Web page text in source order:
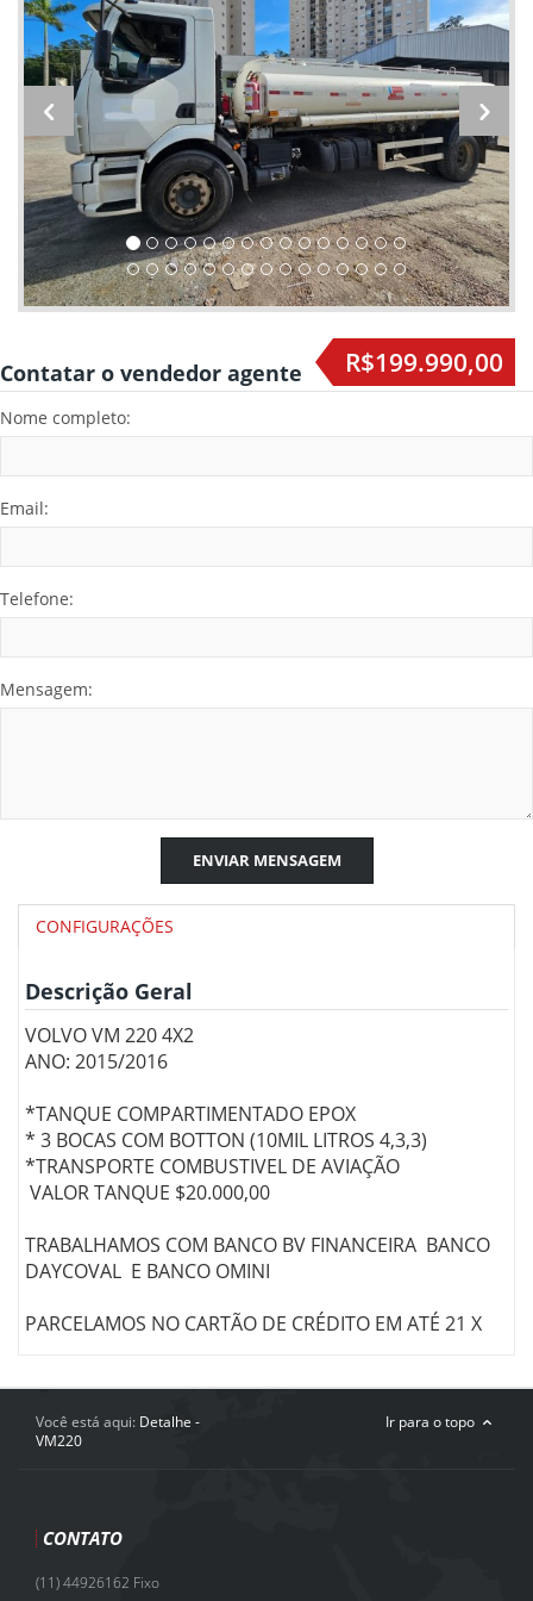
R$199.990,00
Contatar o vendedor agente
Nome completo:
Email:
Telefone:
Mensagem:
ENVIAR MENSAGEM
CONFIGURAÇÕES
Descrição Geral
VOLVO VM 220 4X2
ANO: 2015/2016
*TANQUE COMPARTIMENTADO EPOX
* 3 BOCAS COM BOTTON (10MIL LITROS 4,3,3)
*TRANSPORTE COMBUSTIVEL DE AVIAÇÃO
VALOR TANQUE $20.000,00
TRABALHAMOS COM BANCO BV FINANCEIRA BANCO
DAYCOVAL E BANCO OMINI
PARCELAMOS NO CARTÃO DE CRÉDITO EM ATÉ 21 X
Você está aqui: Detalhe -
VM220
Ir para o topo
CONTATO
(11) 44926162 Fixo